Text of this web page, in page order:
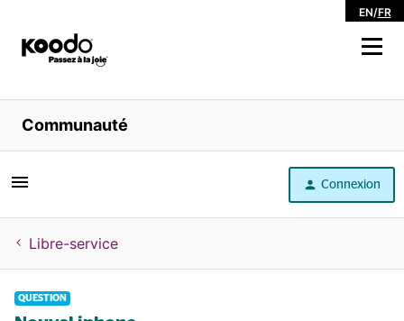
EN/FR
Magasiner
Libre service
Aide
Communauté
Connexion
Libre-service
QUESTION